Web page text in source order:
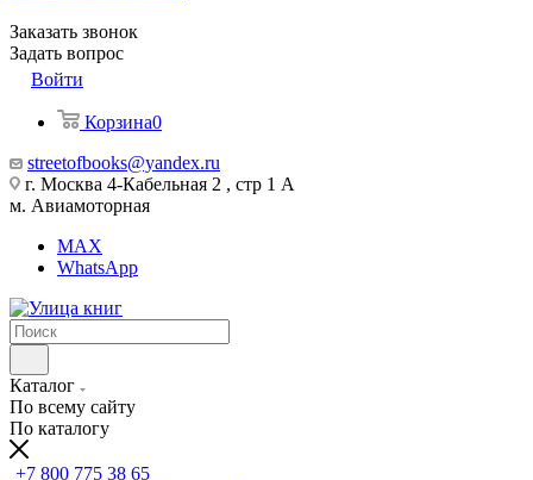
Заказать звонок
Задать вопрос
Войти
Корзина0
streetofbooks@yandex.ru
г. Москва 4-Кабельная 2 , стр 1 А
м. Авиамоторная
MAX
WhatsApp
Каталог
По всему сайту
По каталогу
+7 800 775 38 65